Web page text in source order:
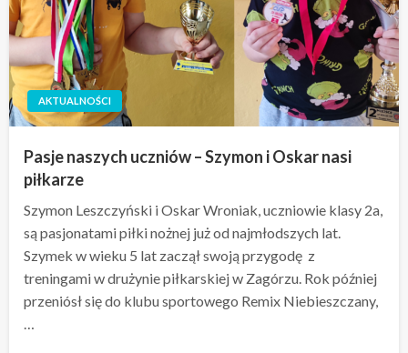
AKTUALNOŚCI
Pasje naszych uczniów – Szymon i Oskar nasi
piłkarze
Szymon Leszczyński i Oskar Wroniak, uczniowie klasy 2a,
są pasjonatami piłki nożnej już od najmłodszych lat.
Szymek w wieku 5 lat zaczął swoją przygodę z
treningami w drużynie piłkarskiej w Zagórzu. Rok później
przeniósł się do klubu sportowego Remix Niebieszczany,
…